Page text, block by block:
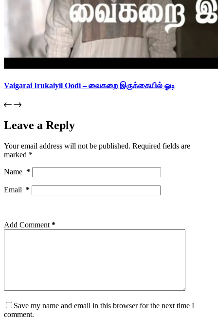
Vaigarai Irukaiyil Oodi – வைகறை இருக்கையில் ஓடி
Leave a Reply
Your email address will not be published. Required fields are
marked *
Name *
Email *
Add Comment *
Save my name and email in this browser for the next time I
comment.